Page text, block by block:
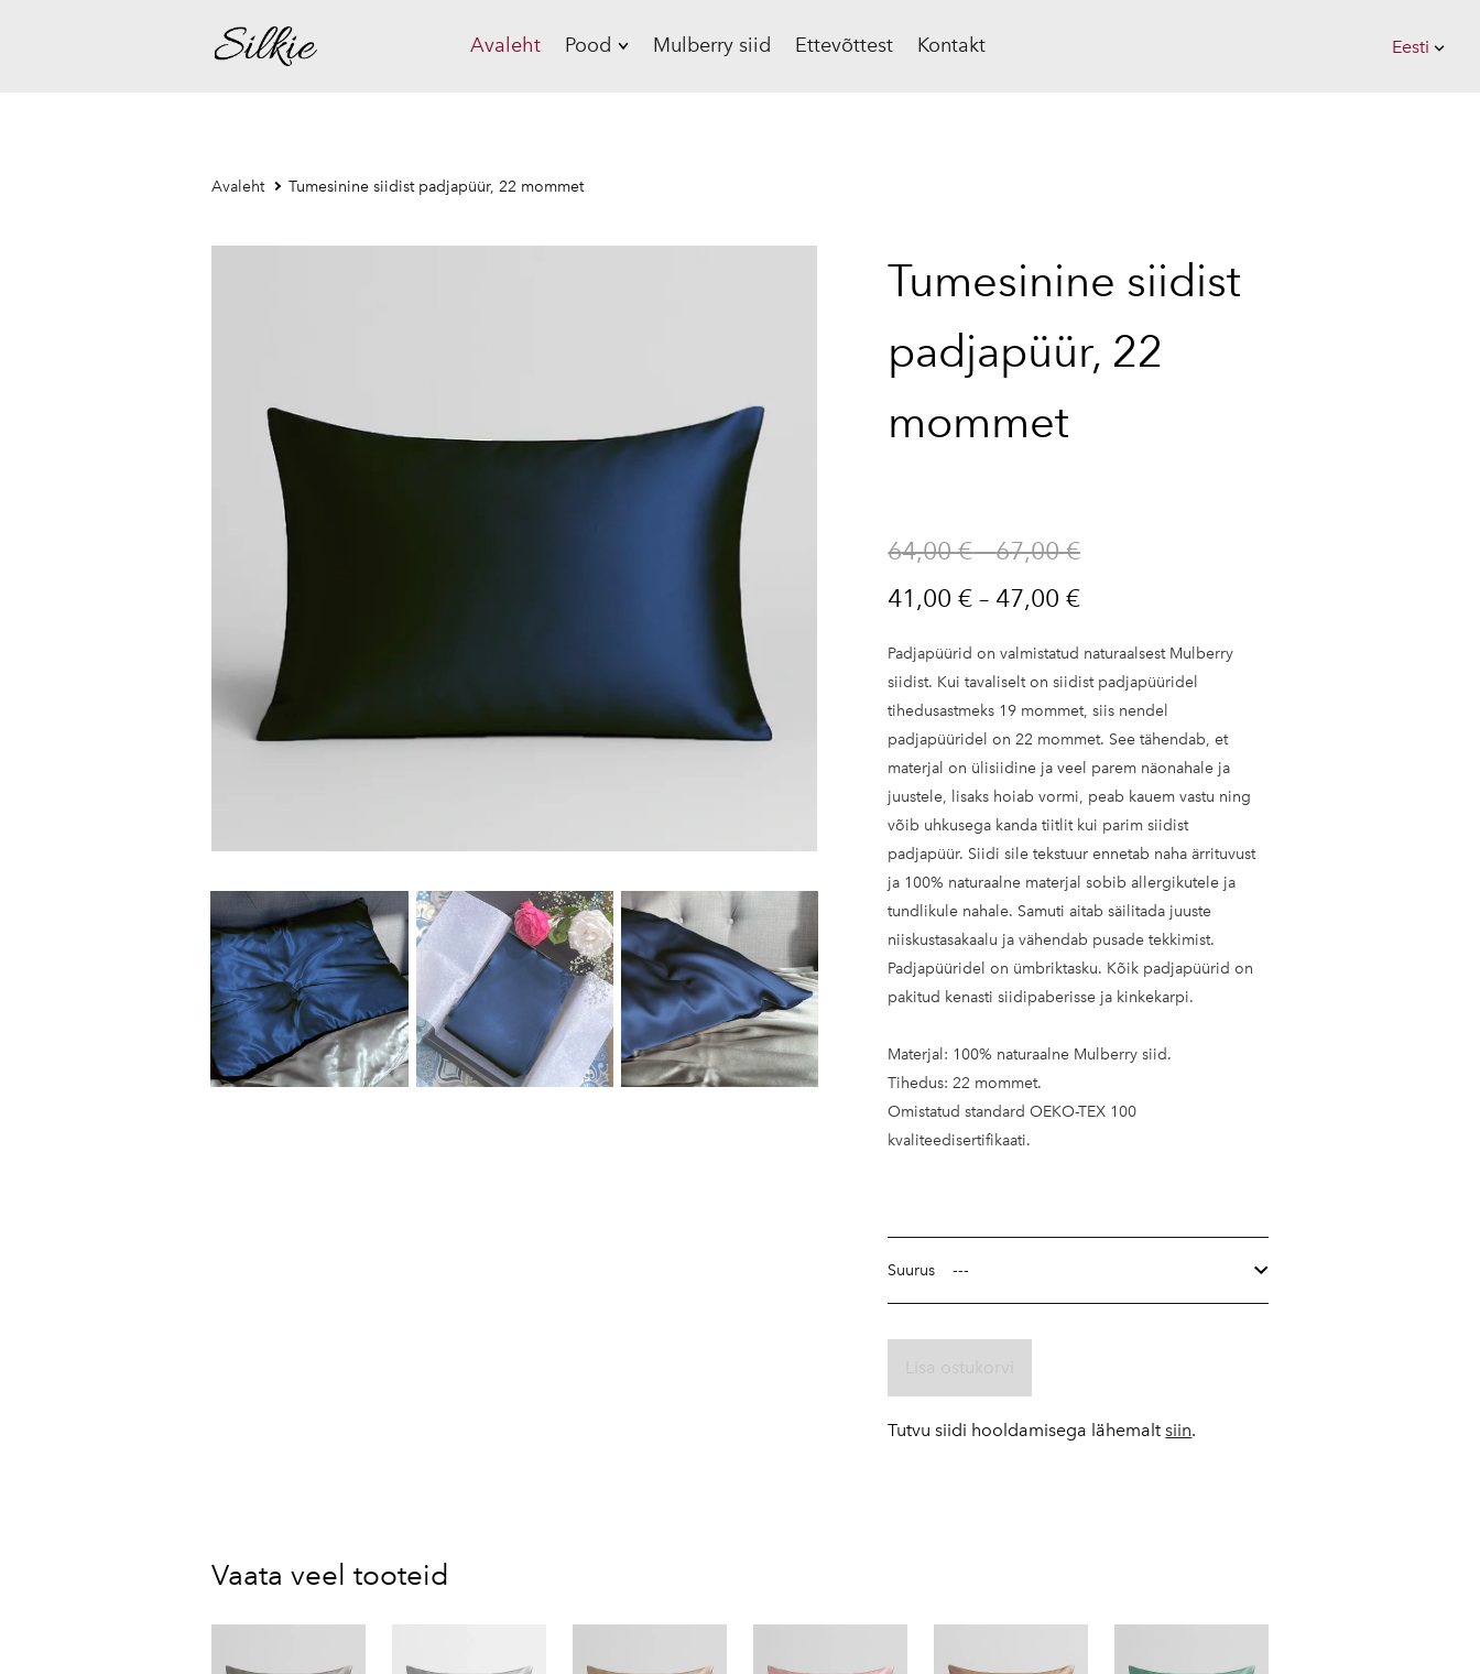
Avaleht Pood
Siidist scrunchie
Kinkekomplekt
Mulberry siid Ettevõttest Kontakt Eesti
Avaleht Tumesinine siidist padjapüür, 22 mommet
Tumesinine siidist
padjapüür, 22
mommet
64,00 €–67,00 €
41,00 € – 47,00 €
Padjapüürid on valmistatud naturaalsest Mulberry
siidist. Kui tavaliselt on siidist padjapüüridel
tihedusastmeks 19 mommet, siis nendel
padjapüüridel on 22 mommet. See tähendab, et
materjal on ülisiidine ja veel parem näonahale ja
juustele, lisaks hoiab vormi, peab kauem vastu ning
võib uhkusega kanda tiitlit kui parim siidist
padjapüür. Siidi sile tekstuur ennetab naha ärrituvust
ja 100% naturaalne materjal sobib allergikutele ja
tundlikule nahale. Samuti aitab säilitada juuste
niiskustasakaalu ja vähendab pusade tekkimist.
Padjapüüridel on ümbriktasku. Kõik padjapüürid on
pakitud kenasti siidipaberisse ja kinkekarpi.
Materjal: 100% naturaalne Mulberry siid.
Tihedus: 22 mommet.
Omistatud standard OEKO-TEX 100
kvaliteedisertifikaati.
Suurus
Tutvu siidi hooldamisega lähemaltsiin.
Vaata veel tooteid